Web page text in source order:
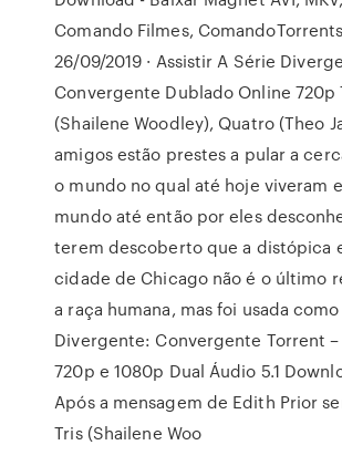
Comando Filmes,
26/09/2019 · Assistir A Série
Convergente Dublado Online 720p
(Shailene Woodley), Quatro (Theo
amigos estão prestes a pular a
o mundo no qual até hoje viveram
mundo até então por eles
terem descoberto que a distópica
cidade de Chicago não é o último
a raça humana, mas foi usada
Divergente: Convergente Torrent –
720p e 1080p Dual Áudio 5.1
Após a mensagem de Edith Prior
Tris (Shailene Woo